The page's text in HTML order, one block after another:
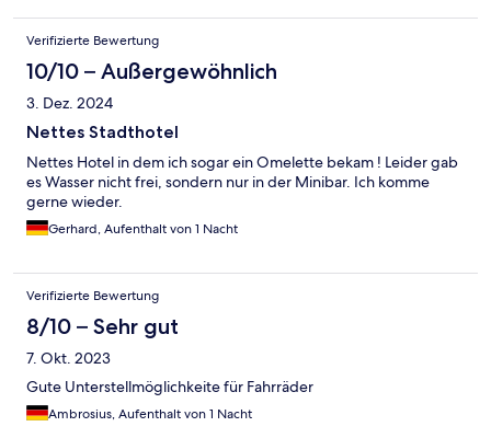
Verifizierte Bewertung
10/10 – Außergewöhnlich
3. Dez. 2024
Nettes Stadthotel
Nettes Hotel in dem ich sogar ein Omelette bekam ! Leider gab
es Wasser nicht frei, sondern nur in der Minibar. Ich komme
gerne wieder.
Gerhard, Aufenthalt von 1 Nacht
Verifizierte Bewertung
8/10 – Sehr gut
7. Okt. 2023
Gute Unterstellmöglichkeite für Fahrräder
Ambrosius, Aufenthalt von 1 Nacht